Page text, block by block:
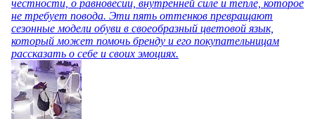
честности, о равновесии, внутренней силе и тепле, которое
не требует повода. Эти пять оттенков превращают
сезонные модели обуви в своеобразный цветовой язык,
который может помочь бренду и его покупательницам
рассказать о себе и своих эмоциях.